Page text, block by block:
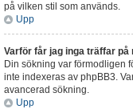
på vilken stil som används.
Upp
Varför får jag inga träffar på
Din sökning var förmodligen
inte indexeras av phpBB3.
avancerad sökning.
Upp